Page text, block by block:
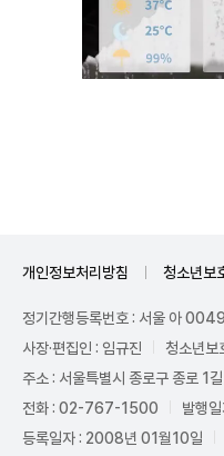
개인정보처리방침 청소년보
정기간행등록번호 : 서울 아
사장·편집인 : 임규진
청소년보
주소 : 서울특별시 종로구 종로
전화 : 02-767-1500
발행
등록일자 : 2008년 01월10일